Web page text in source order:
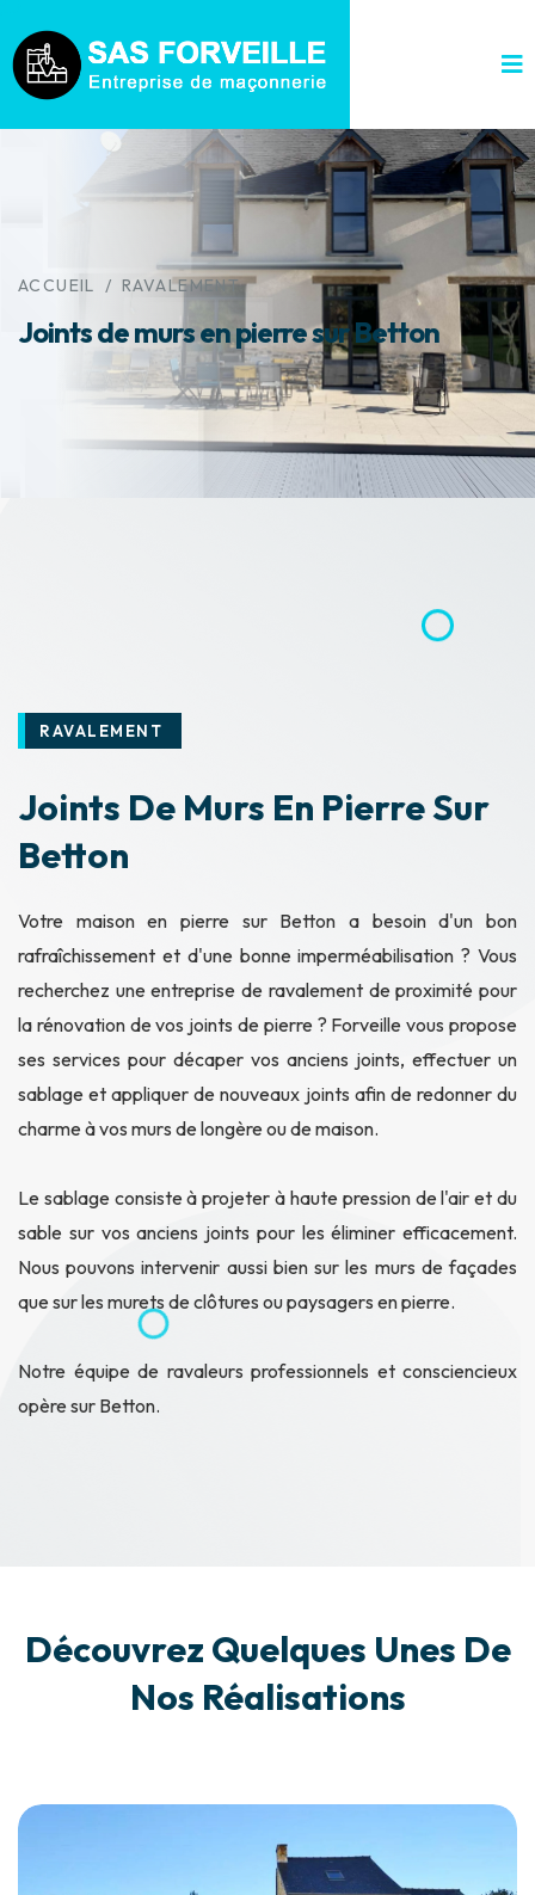
ACCUEIL / RAVALEMENT
Joints de murs en pierre sur Betton
RAVALEMENT
Joints De Murs En Pierre Sur
Betton
Votre maison en pierre sur Betton a besoin d'un bon
rafraîchissement et d'une bonne imperméabilisation ? Vous
recherchez une entreprise de ravalement de proximité pour
la rénovation de vos joints de pierre ? Forveille vous propose
ses services pour décaper vos anciens joints, effectuer un
sablage et appliquer de nouveaux joints afin de redonner du
charme à vos murs de longère ou de maison.
Le sablage consiste à projeter à haute pression de l'air et du
sable sur vos anciens joints pour les éliminer efficacement.
Nous pouvons intervenir aussi bien sur les murs de façades
que sur les murets de clôtures ou paysagers en pierre.
Notre équipe de ravaleurs professionnels et consciencieux
opère sur Betton.
Découvrez Quelques Unes De
Nos Réalisations